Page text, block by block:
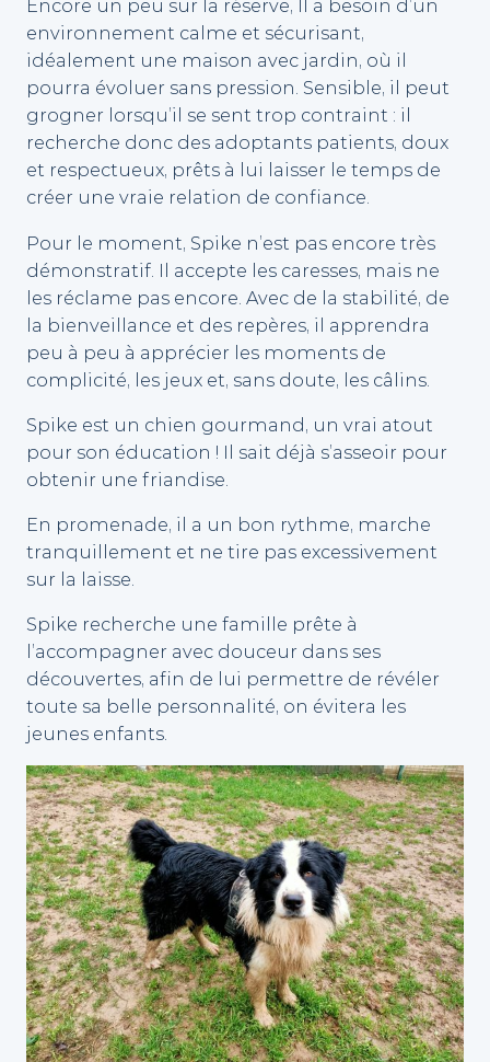
Encore un peu sur la réserve, Il a besoin d’un
environnement calme et sécurisant,
idéalement une maison avec jardin, où il
pourra évoluer sans pression. Sensible, il peut
grogner lorsqu’il se sent trop contraint : il
recherche donc des adoptants patients, doux
et respectueux, prêts à lui laisser le temps de
créer une vraie relation de confiance.
Pour le moment, Spike n’est pas encore très
démonstratif. Il accepte les caresses, mais ne
les réclame pas encore. Avec de la stabilité, de
la bienveillance et des repères, il apprendra
peu à peu à apprécier les moments de
complicité, les jeux et, sans doute, les câlins.
Spike est un chien gourmand, un vrai atout
pour son éducation ! Il sait déjà s’asseoir pour
obtenir une friandise.
En promenade, il a un bon rythme, marche
tranquillement et ne tire pas excessivement
sur la laisse.
Spike recherche une famille prête à
l’accompagner avec douceur dans ses
découvertes, afin de lui permettre de révéler
toute sa belle personnalité, on évitera les
jeunes enfants.